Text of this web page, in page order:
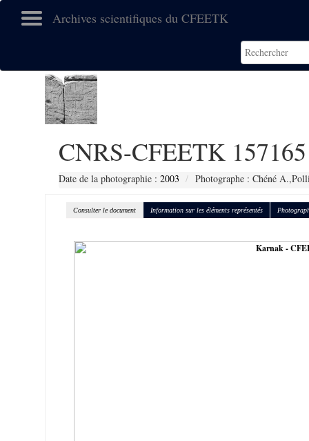
Archives scientifiques du CFEETK
CNRS-CFEETK 157165
Date de la photographie : 2003 Photographe : Chéné
Consulter le document Information sur les éléments représentés